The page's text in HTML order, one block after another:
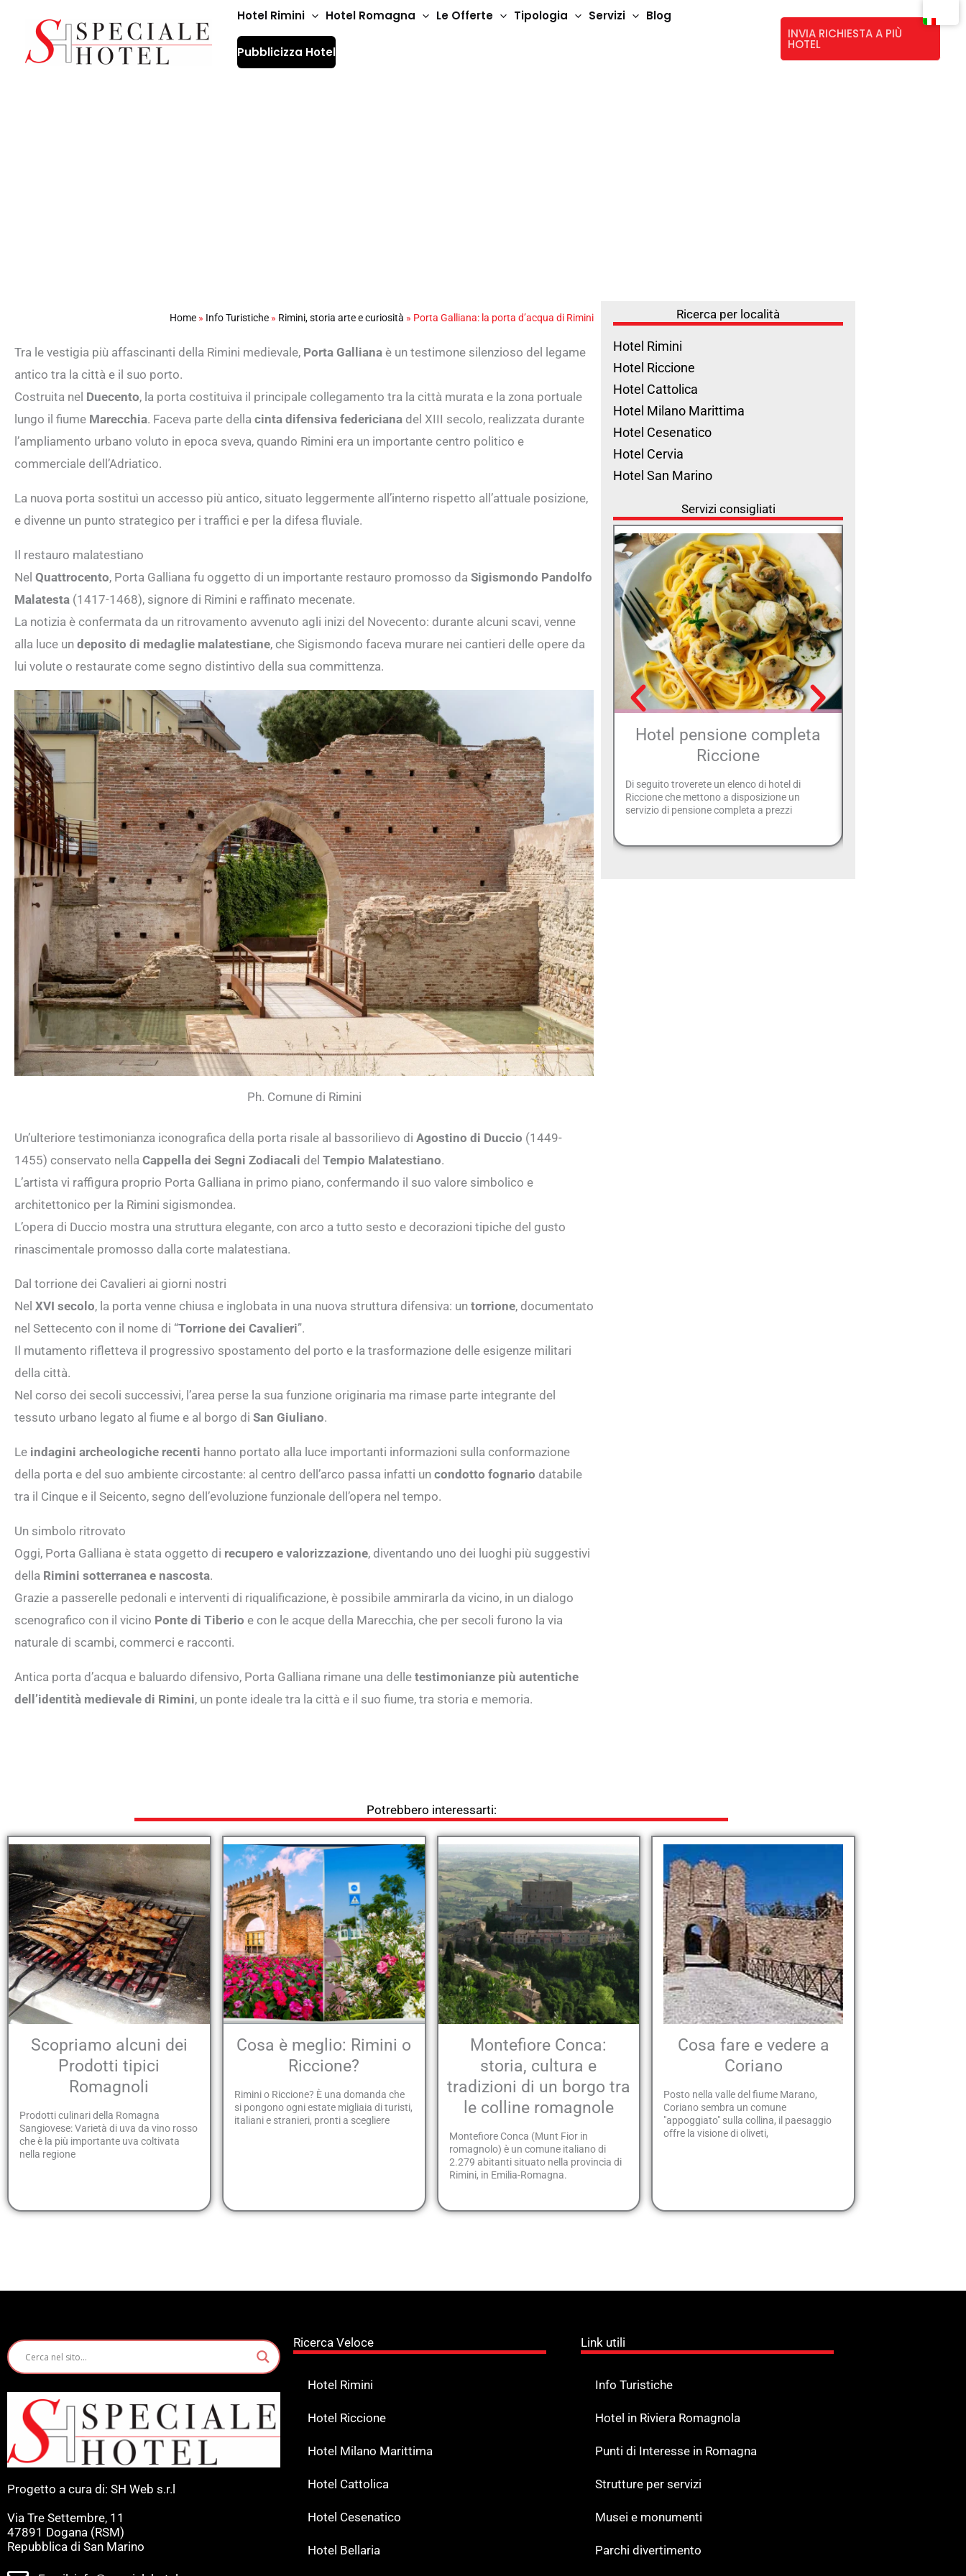
contenuto
Hotel Rimini Hotel Romagna Le Offerte Tipologia Servizi Blog
Pubblicizza Hotel
INVIA RICHIESTA A PIÙ
HOTEL
Home » Info Turistiche » Rimini, storia arte e curiosità » Porta Galliana: la porta d’acqua di Rimini
Tra le vestigia più affascinanti della Rimini medievale, Porta Galliana è un testimone silenzioso del legame
antico tra la città e il suo porto.
Costruita nel Duecento, la porta costituiva il principale collegamento tra la città murata e la zona portuale
lungo il fiume Marecchia. Faceva parte della cinta difensiva federiciana del XIII secolo, realizzata durante
l’ampliamento urbano voluto in epoca sveva, quando Rimini era un importante centro politico e
commerciale dell’Adriatico.
La nuova porta sostituì un accesso più antico, situato leggermente all’interno rispetto all’attuale posizione,
e divenne un punto strategico per i traffici e per la difesa fluviale.
Il restauro malatestiano
Nel Quattrocento, Porta Galliana fu oggetto di un importante restauro promosso da Sigismondo Pandolfo
Malatesta (1417-1468), signore di Rimini e raffinato mecenate.
La notizia è confermata da un ritrovamento avvenuto agli inizi del Novecento: durante alcuni scavi, venne
alla luce un deposito di medaglie malatestiane, che Sigismondo faceva murare nei cantieri delle opere da
lui volute o restaurate come segno distintivo della sua committenza.
Ph. Comune di Rimini
Un’ulteriore testimonianza iconografica della porta risale al bassorilievo di Agostino di Duccio (1449-
1455) conservato nella Cappella dei Segni Zodiacali del Tempio Malatestiano.
L’artista vi raffigura proprio Porta Galliana in primo piano, confermando il suo valore simbolico e
architettonico per la Rimini sigismondea.
L’opera di Duccio mostra una struttura elegante, con arco a tutto sesto e decorazioni tipiche del gusto
rinascimentale promosso dalla corte malatestiana.
Dal torrione dei Cavalieri ai giorni nostri
Nel XVI secolo, la porta venne chiusa e inglobata in una nuova struttura difensiva: un torrione, documentato
nel Settecento con il nome di “Torrione dei Cavalieri”.
Il mutamento rifletteva il progressivo spostamento del porto e la trasformazione delle esigenze militari
della città.
Nel corso dei secoli successivi, l’area perse la sua funzione originaria ma rimase parte integrante del
tessuto urbano legato al fiume e al borgo di San Giuliano.
Le indagini archeologiche recenti hanno portato alla luce importanti informazioni sulla conformazione
della porta e del suo ambiente circostante: al centro dell’arco passa infatti un condotto fognario databile
tra il Cinque e il Seicento, segno dell’evoluzione funzionale dell’opera nel tempo.
Un simbolo ritrovato
Oggi, Porta Galliana è stata oggetto di recupero e valorizzazione, diventando uno dei luoghi più suggestivi
della Rimini sotterranea e nascosta.
Grazie a passerelle pedonali e interventi di riqualificazione, è possibile ammirarla da vicino, in un dialogo
scenografico con il vicino Ponte di Tiberio e con le acque della Marecchia, che per secoli furono la via
naturale di scambi, commerci e racconti.
Antica porta d’acqua e baluardo difensivo, Porta Galliana rimane una delle testimonianze più autentiche
dell’identità medievale di Rimini, un ponte ideale tra la città e il suo fiume, tra storia e memoria.
Ricerca per località
Hotel Rimini
Hotel Riccione
Hotel Cattolica
Hotel Milano Marittima
Hotel Cesenatico
Hotel Cervia
Hotel San Marino
Servizi consigliati
Hotel pensione completa
Riccione
Di seguito troverete un elenco di hotel di
Riccione che mettono a disposizione un
servizio di pensione completa a prezzi
Potrebbero interessarti:
Scopriamo alcuni dei
Prodotti tipici
Romagnoli
Prodotti culinari della Romagna
Sangiovese: Varietà di uva da vino rosso
che è la più importante uva coltivata
nella regione
Cosa è meglio: Rimini o
Riccione?
Rimini o Riccione? È una domanda che
si pongono ogni estate migliaia di turisti,
italiani e stranieri, pronti a scegliere
Montefiore Conca:
storia, cultura e
tradizioni di un borgo tra
le colline romagnole
Montefiore Conca (Munt Fior in
romagnolo) è un comune italiano di
2.279 abitanti situato nella provincia di
Rimini, in Emilia-Romagna.
Cosa fare e vedere a
Coriano
Posto nella valle del fiume Marano,
Coriano sembra un comune
"appoggiato" sulla collina, il paesaggio
offre la visione di oliveti,
Progetto a cura di: SH Web s.r.l
Via Tre Settembre, 11
47891 Dogana (RSM)
Repubblica di San Marino
Ricerca Veloce
Hotel Rimini
Hotel Riccione
Hotel Milano Marittima
Hotel Cattolica
Hotel Cesenatico
Hotel Bellaria
Link utili
Info Turistiche
Hotel in Riviera Romagnola
Punti di Interesse in Romagna
Strutture per servizi
Musei e monumenti
Parchi divertimento